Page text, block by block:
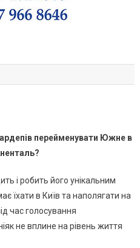
перейменувати Южне в
і робить його унікальним
їхати в Київ та наполягати на
час голосування
не вплине на рівень життя